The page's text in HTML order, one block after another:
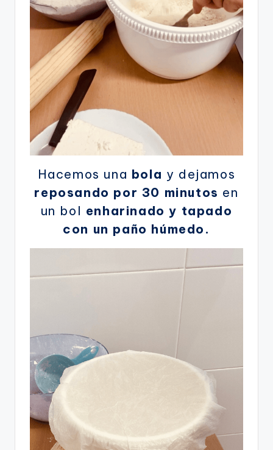
Hacemos una bola y dejamos
reposando por 30 minutos en
un bol enharinado y tapado
con un paño húmedo.